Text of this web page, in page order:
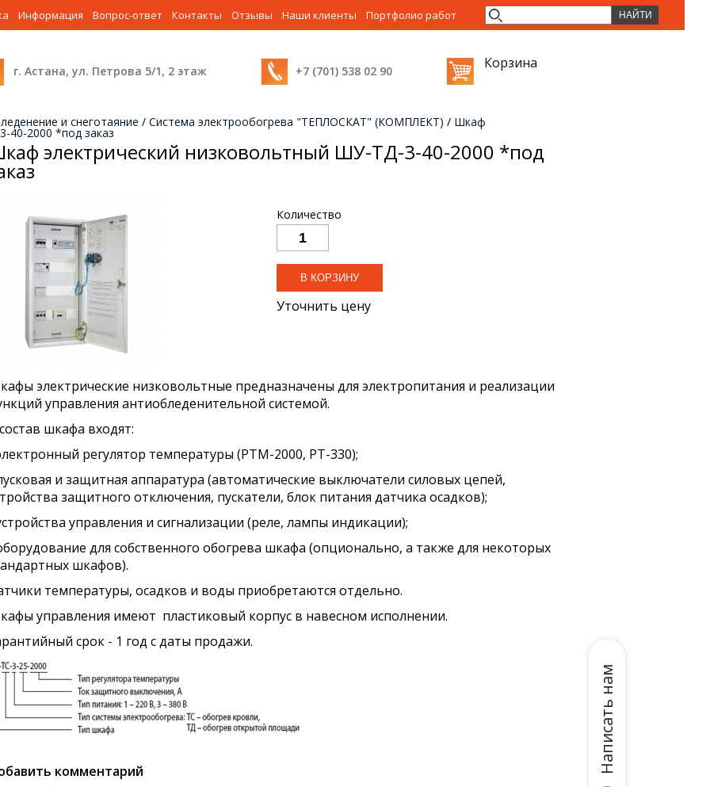
Информация Вопрос-ответ Контакты Отзывы Наши клиенты Портфолио работ
г. Астана, ул. Петрова 5/1, 2 этаж +7 (701) 538 02 90 Корзина
и снеготаяние / Система электрообогрева "ТЕПЛОСКАТ" (КОМПЛЕКТ) / Шкаф
40-2000 *под заказ
электрический низковольтный ШУ-ТД-3-40-2000 *под
Количество
Уточнить цену
электрические низковольтные предназначены для электропитания и реализации
управления антиобледенительной системой.
шкафа входят:
регулятор температуры (РТМ-2000, РТ-330);
и защитная аппаратура (автоматические выключатели силовых цепей,
защитного отключения, пускатели, блок питания датчика осадков);
управления и сигнализации (реле, лампы индикации);
для собственного обогрева шкафа (опционально, а также для некоторых
шкафов).
температуры, осадков и воды приобретаются отдельно.
управления имеют пластиковый корпус в навесном исполнении.
срок - 1 год с даты продажи.
комментарий
Написать нам